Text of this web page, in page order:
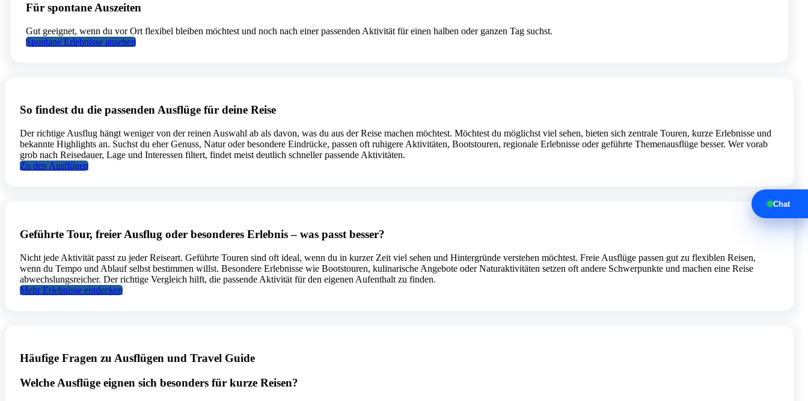
Für spontane Auszeiten
Gut geeignet, wenn du vor Ort flexibel bleiben möchtest und noch nach einer passenden Aktivität für einen halben oder ganzen Tag suchst.
Spontane Erlebnisse ansehen
So findest du die passenden Ausflüge für deine Reise
Der richtige Ausflug hängt weniger von der reinen Auswahl ab als davon, was du aus der Reise machen möchtest. Möchtest du möglichst viel sehen, bieten sich zentrale Touren, kurze Erlebnisse und
bekannte Highlights an. Suchst du eher Genuss, Natur oder besondere Eindrücke, passen oft ruhigere Aktivitäten, Bootstouren, regionale Erlebnisse oder geführte Themenausflüge besser. Wer vorab
grob nach Reisedauer, Lage und Interessen filtert, findet meist deutlich schneller passende Aktivitäten.
Zu den Ausflügen
Geführte Tour, freier Ausflug oder besonderes Erlebnis – was passt besser?
Nicht jede Aktivität passt zu jeder Reiseart. Geführte Touren sind oft ideal, wenn du in kurzer Zeit viel sehen und Hintergründe verstehen möchtest. Freie Ausflüge passen gut zu flexiblen Reisen,
wenn du Tempo und Ablauf selbst bestimmen willst. Besondere Erlebnisse wie Bootstouren, kulinarische Angebote oder Naturaktivitäten setzen oft andere Schwerpunkte und machen eine Reise
abwechslungsreicher. Der richtige Vergleich hilft, die passende Aktivität für den eigenen Aufenthalt zu finden.
Mehr Erlebnisse entdecken
Häufige Fragen zu Ausflügen und Travel Guide
Welche Ausflüge eignen sich besonders für kurze Reisen?
Chat